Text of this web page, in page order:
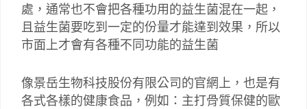
處，通常也不會把各種功用的益生菌混在一起，
且益生菌要吃到一定的份量才能達到效果，所以
市面上才會有各種不同功能的益生菌
像景岳生物科技股份有限公司的官網上，也是有
各式各樣的健康食品，例如：主打骨質保健的歐